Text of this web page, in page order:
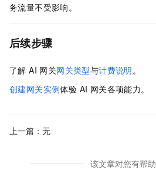
务流量不受影响。
后续步骤
了解 AI 网关网关类型与计费说明。
创建网关实例体验 AI 网关各项能力。
上一篇：无
该文章对您有帮